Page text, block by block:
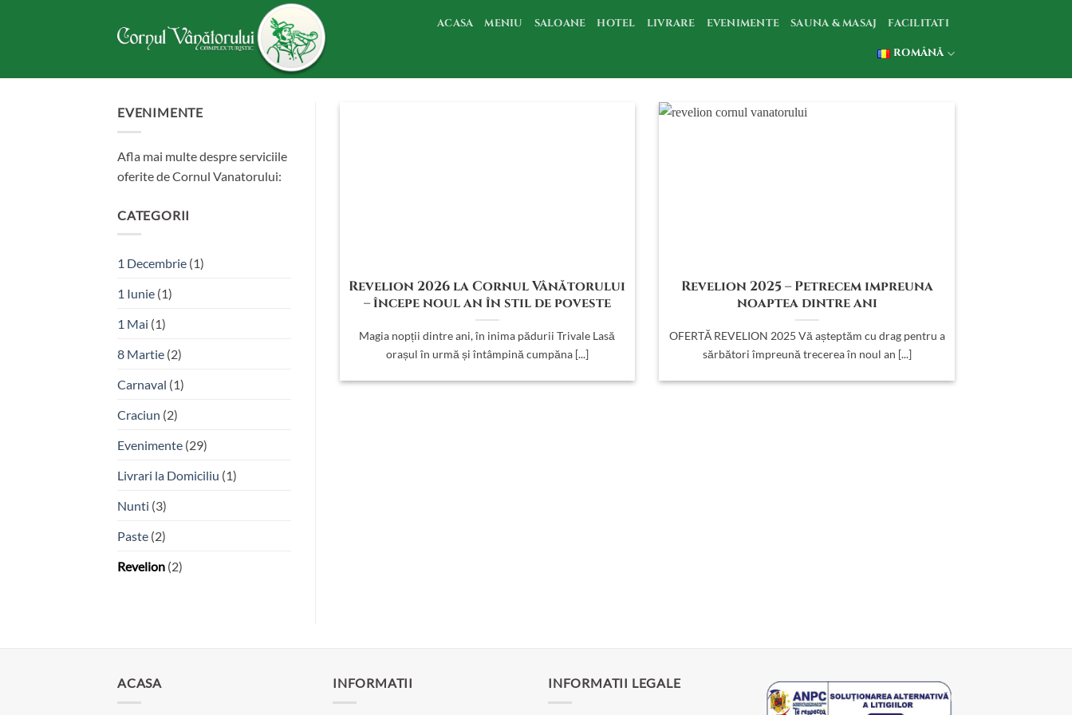
ACASA MENIU SALOANE HOTEL LIVRARE EVENIMENTE SAUNA & MASAJ FACILITATI
ROMÂNĂ
EVENIMENTE
Afla mai multe despre serviciile
oferite de Cornul Vanatorului:
CATEGORII
1 Decembrie (1)
1 Iunie (1)
1 Mai (1)
8 Martie (2)
Carnaval (1)
Craciun (2)
Evenimente (29)
Livrari la Domiciliu (1)
Nunti (3)
Paste (2)
Revelion (2)
Revelion 2026 la Cornul Vânătorului
– începe noul an în stil de poveste
Magia nopții dintre ani, în inima pădurii Trivale Lasă
orașul în urmă și întâmpină cumpăna [...]
Revelion 2025 – Petrecem impreuna
noaptea dintre ani
OFERTĂ REVELION 2025 Vă așteptăm cu drag pentru a
sărbători împreună trecerea în noul an [...]
ACASA INFORMATII INFORMATII LEGALE